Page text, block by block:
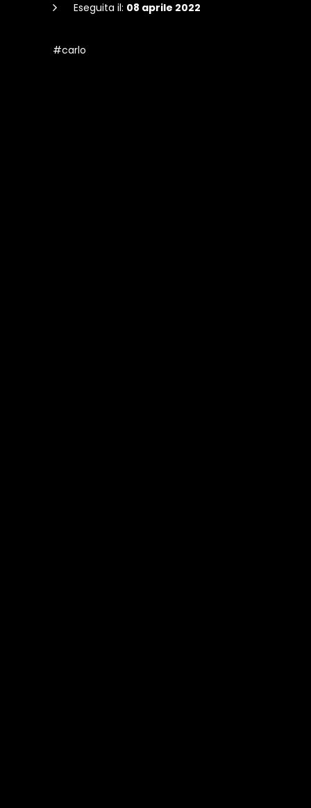
Eseguita il: 08 aprile 2022
#carlo